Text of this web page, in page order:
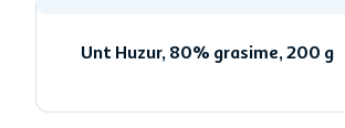
Unt Huzur, 80% grasime, 200 g